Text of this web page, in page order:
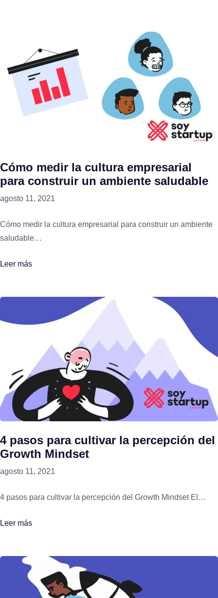
Cómo medir la cultura empresarial
para construir un ambiente saludable
agosto 11, 2021
Cómo medir la cultura empresarial para construir un ambiente
saludable…
Leer más
4 pasos para cultivar la percepción del
Growth Mindset
agosto 11, 2021
4 pasos para cultivar la percepción del Growth Mindset El…
Leer más